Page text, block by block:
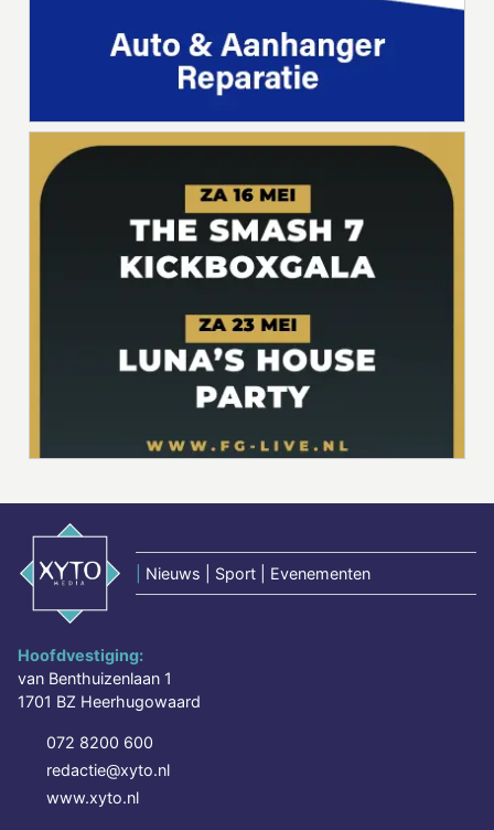
Nieuws | Sport | Evenementen
Hoofdvestiging:
van Benthuizenlaan 1
1701 BZ Heerhugowaard
072 8200 600
redactie@xyto.nl
www.xyto.nl